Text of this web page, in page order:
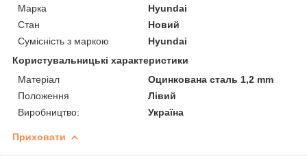
Марка
Hyundai
Стан
Новий
Сумісність з маркою
Hyundai
Користувальницькі характеристики
Матеріал
Оцинкована сталь 1,2 mm
Положення
Лівий
Виробництво:
Україна
Приховати